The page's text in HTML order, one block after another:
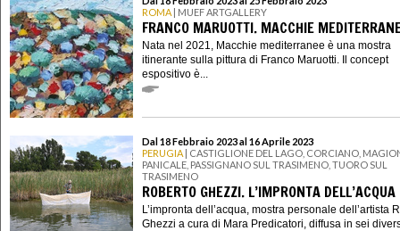
ROMA | MUEF ARTGALLERY
FRANCO MARUOTTI. MACCHIE
Nata nel 2021, Macchie mediterranee è una mostra
itinerante sulla pittura di Franco Maruotti. Il concept
espositivo è...
Dal 18 Febbraio 2023 al 16 Aprile 2023
PERUGIA | CASTIGLIONE DEL LAGO, CORCIANO,
PANICALE, PASSIGNANO SUL TRASIMENO, TUORO SUL
TRASIMENO
ROBERTO GHEZZI. L’IMPRONTA DELL’ACQUA
L’impronta dell’acqua, mostra personale dell’artista
Ghezzi a cura di Mara Predicatori, diffusa in sei